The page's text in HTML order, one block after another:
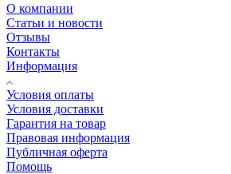
О компании
Статьи и новости
Отзывы
Контакты
Информация
Условия оплаты
Условия доставки
Гарантия на товар
Правовая информация
Публичная оферта
Помощь